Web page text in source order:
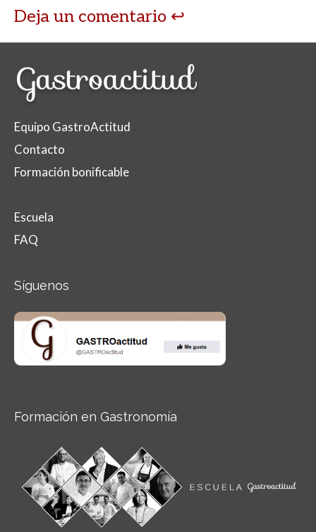
Deja un comentario
Equipo GastroActitud
Contacto
Formación bonificable
Escuela
FAQ
Síguenos
Formación en Gastronomía